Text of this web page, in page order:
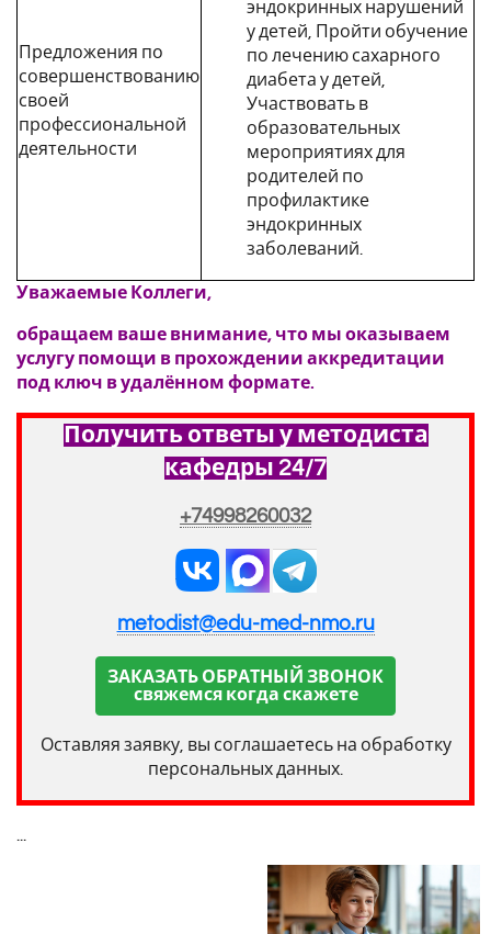
Предложения по
совершенствованию
своей
профессиональной
деятельности
эндокринных нарушений
у детей, Пройти обучение
по лечению сахарного
диабета у детей,
Участвовать в
образовательных
мероприятиях для
родителей по
профилактике
эндокринных
заболеваний.
Уважаемые Коллеги,
обращаем ваше внимание, что мы оказываем
услугу помощи в прохождении аккредитации
под ключ в удалённом формате.
Получить ответы у методиста
кафедры 24/7
+74998260032
metodist@edu-med-nmo.ru
ЗАКАЗАТЬ ОБРАТНЫЙ ЗВОНОК
свяжемся когда скажете
Оставляя заявку, вы соглашаетесь на обработку
персональных данных.